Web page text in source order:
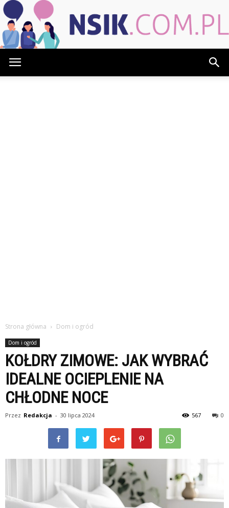
Strona główna Dom i ogród
Dom i ogród
KOŁDRY ZIMOWE: JAK WYBRAĆ
IDEALNE OCIEPLENIE NA
CHŁODNE NOCE
Przez Redakcja - 30 lipca 2024 0
567